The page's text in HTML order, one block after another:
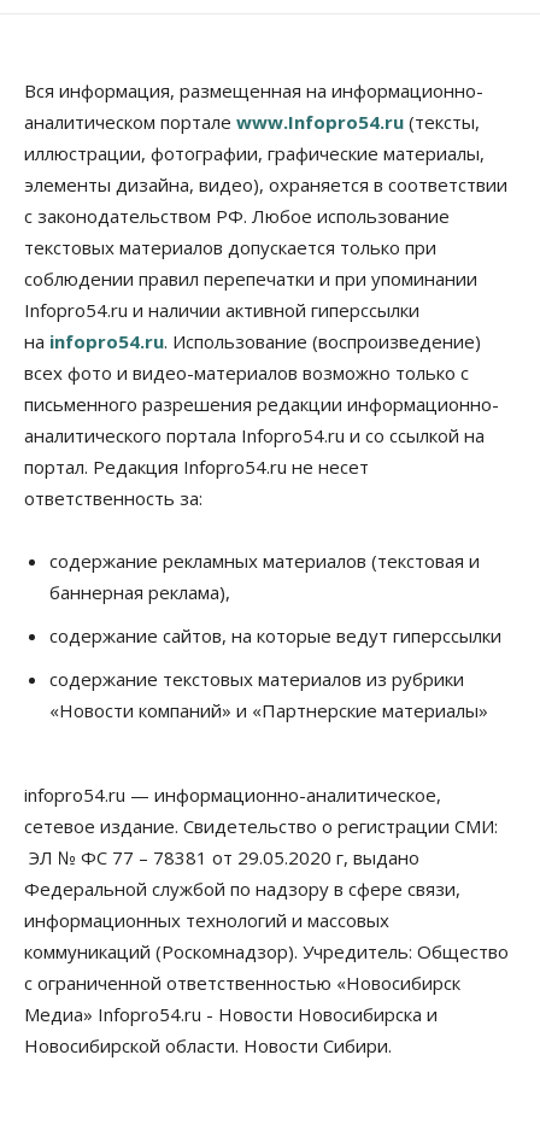
В Новосибирске прошёл митинг
против нового закона о памятниках
07 Августа 2026, 18:00
Бизнес
В аэропорту Толмачёво завершены работы по
бетонированию рулежных дорожек
07 Августа 2026, 17:00
Новосибирцы стали реже оформлять
дома по упрощенной схеме
07 Августа 2026, 16:00
Общество Право&Порядок
Роспотребнадзор изъял почти полторы тонны
мяса в Новосибирской области
Расходы новосибирцев на спорт выросли на 40%
за полгода
07 Августа 2026, 14:35
07 Августа 2026, 14:00
07 Августа 2026, 13:55
Авто Общество
Треть автовладельцев в Новосибирской области
«поставили машины на прикол»
07 Августа 2026, 13:00
Школы, библиотеки, пешеходные тротуары:
депутаты Госдумы контролируют работы на
социальных объектах
07 Августа 2026, 12:35
Вся информация, размещенная на информационно-
аналитическом портале www.Infopro54.ru (тексты,
иллюстрации, фотографии, графические материалы,
элементы дизайна, видео), охраняется в соответствии
с законодательством РФ. Любое использование
текстовых материалов допускается только при
соблюдении правил перепечатки и при упоминании
Infopro54.ru и наличии активной гиперссылки
на infopro54.ru. Использование (воспроизведение)
всех фото и видео-материалов возможно только с
письменного разрешения редакции информационно-
аналитического портала Infopro54.ru и со ссылкой на
портал. Редакция Infopro54.ru не несет
ответственность за:
содержание рекламных материалов (текстовая и
баннерная реклама),
содержание сайтов, на которые ведут гиперссылки
содержание текстовых материалов из рубрики
«Новости компаний» и «Партнерские материалы»
infopro54.ru — информационно-аналитическое,
сетевое издание. Свидетельство о регистрации СМИ:
ЭЛ № ФС 77 – 78381 от 29.05.2020 г, выдано
Федеральной службой по надзору в сфере связи,
информационных технологий и массовых
коммуникаций (Роскомнадзор). Учредитель: Общество
с ограниченной ответственностью «Новосибирск
Медиа» Infopro54.ru - Новости Новосибирска и
Новосибирской области. Новости Сибири.